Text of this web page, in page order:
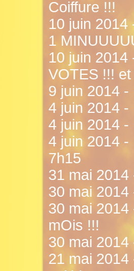
Coiffure !!!
10 juin
1
10 juin 2014
VOTES !!!
9 juin 2014 -
4 juin 2014 -
4 juin 2014 -
4 juin 2014
7h15
31 mai 2014
30 mai 2014
30 mai
mOis !!!
30 mai
21 mai